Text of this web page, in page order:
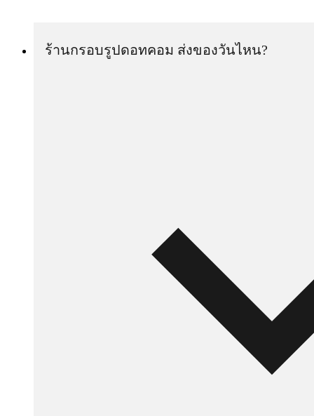
ร้านกรอบรูปดอทคอม ส่งของวันไหน?